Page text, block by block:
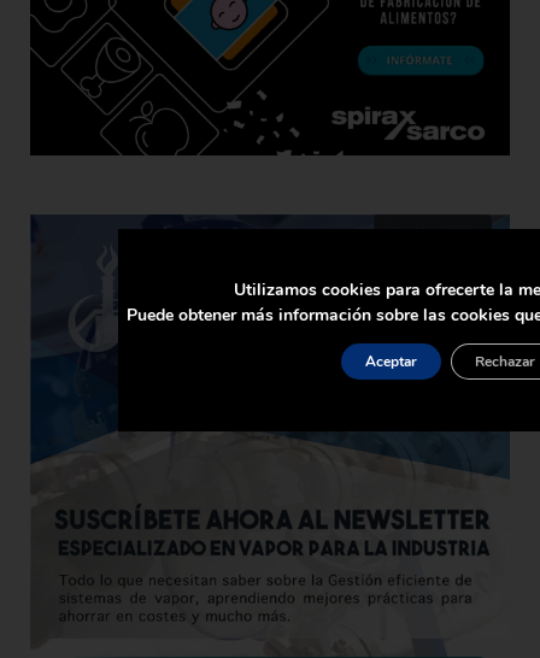
Utilizamos cookies para ofrecerte la
Puede obtener más información sobre las cookies
Aceptar Rechazar